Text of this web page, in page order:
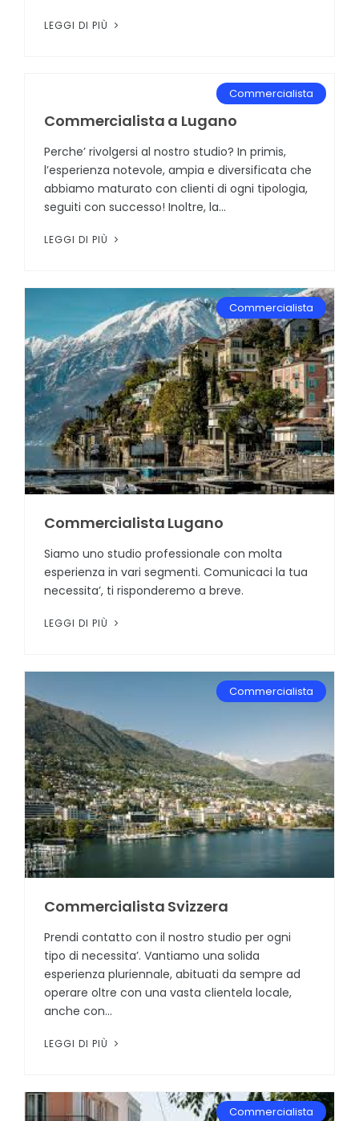
LEGGI DI PIÙ
Commercialista
Commercialista a Lugano
Perche’ rivolgersi al nostro studio? In primis,
l’esperienza notevole, ampia e diversificata che
abbiamo maturato con clienti di ogni tipologia,
seguiti con successo! Inoltre, la...
LEGGI DI PIÙ
Commercialista
Commercialista Lugano
Siamo uno studio professionale con molta
esperienza in vari segmenti. Comunicaci la tua
necessita’, ti risponderemo a breve.
LEGGI DI PIÙ
Commercialista
Commercialista Svizzera
Prendi contatto con il nostro studio per ogni
tipo di necessita’. Vantiamo una solida
esperienza pluriennale, abituati da sempre ad
operare oltre con una vasta clientela locale,
anche con...
LEGGI DI PIÙ
Commercialista